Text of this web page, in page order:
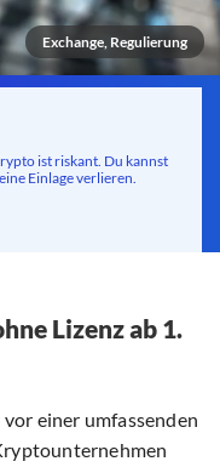
Exchange, Regulierung
ist riskant. Du kannst
Einlage verlieren.
Lizenz ab 1.
einer umfassenden